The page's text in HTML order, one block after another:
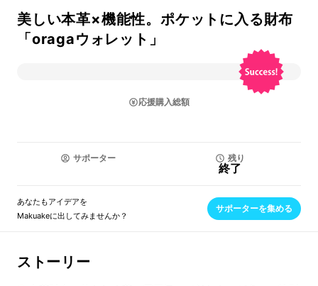
美しい本革×機能性。ポケットに入る財布
「oragaウォレット」
応援購入総額
サポーター 残り
終了
あなたもアイデアを
Makuakeに出してみませんか？
サポーターを集める
ストーリー